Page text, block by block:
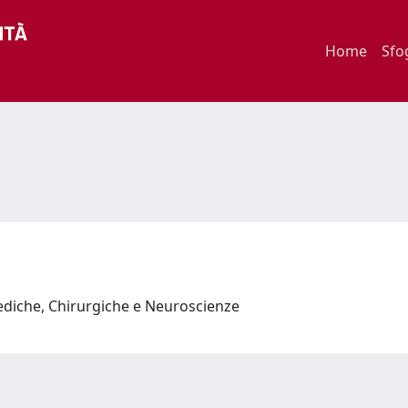
Home
Chirurgiche e Neuroscienze